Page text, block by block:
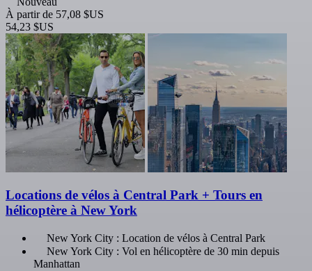
À partir de 57,08 $US
54,23 $US
Locations de vélos à Central Park + Tours en
hélicoptère à New York
New York City : Location de vélos à Central Park
New York City : Vol en hélicoptère de 30 min depuis
Manhattan